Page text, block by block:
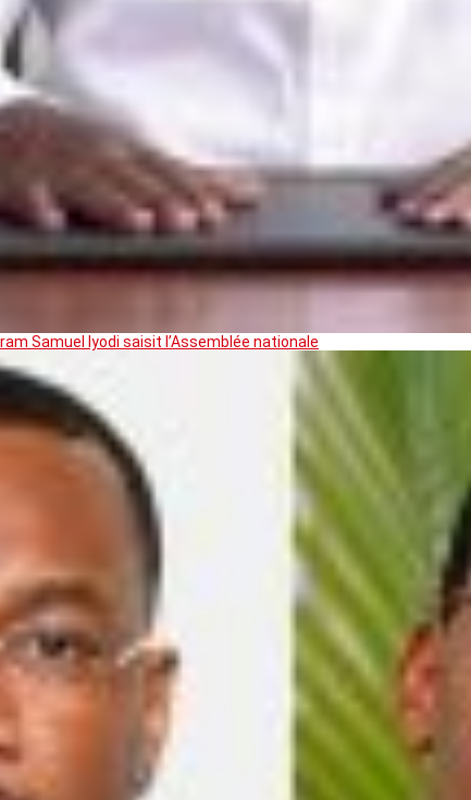
Samuel Iyodi saisit l’Assemblée nationale